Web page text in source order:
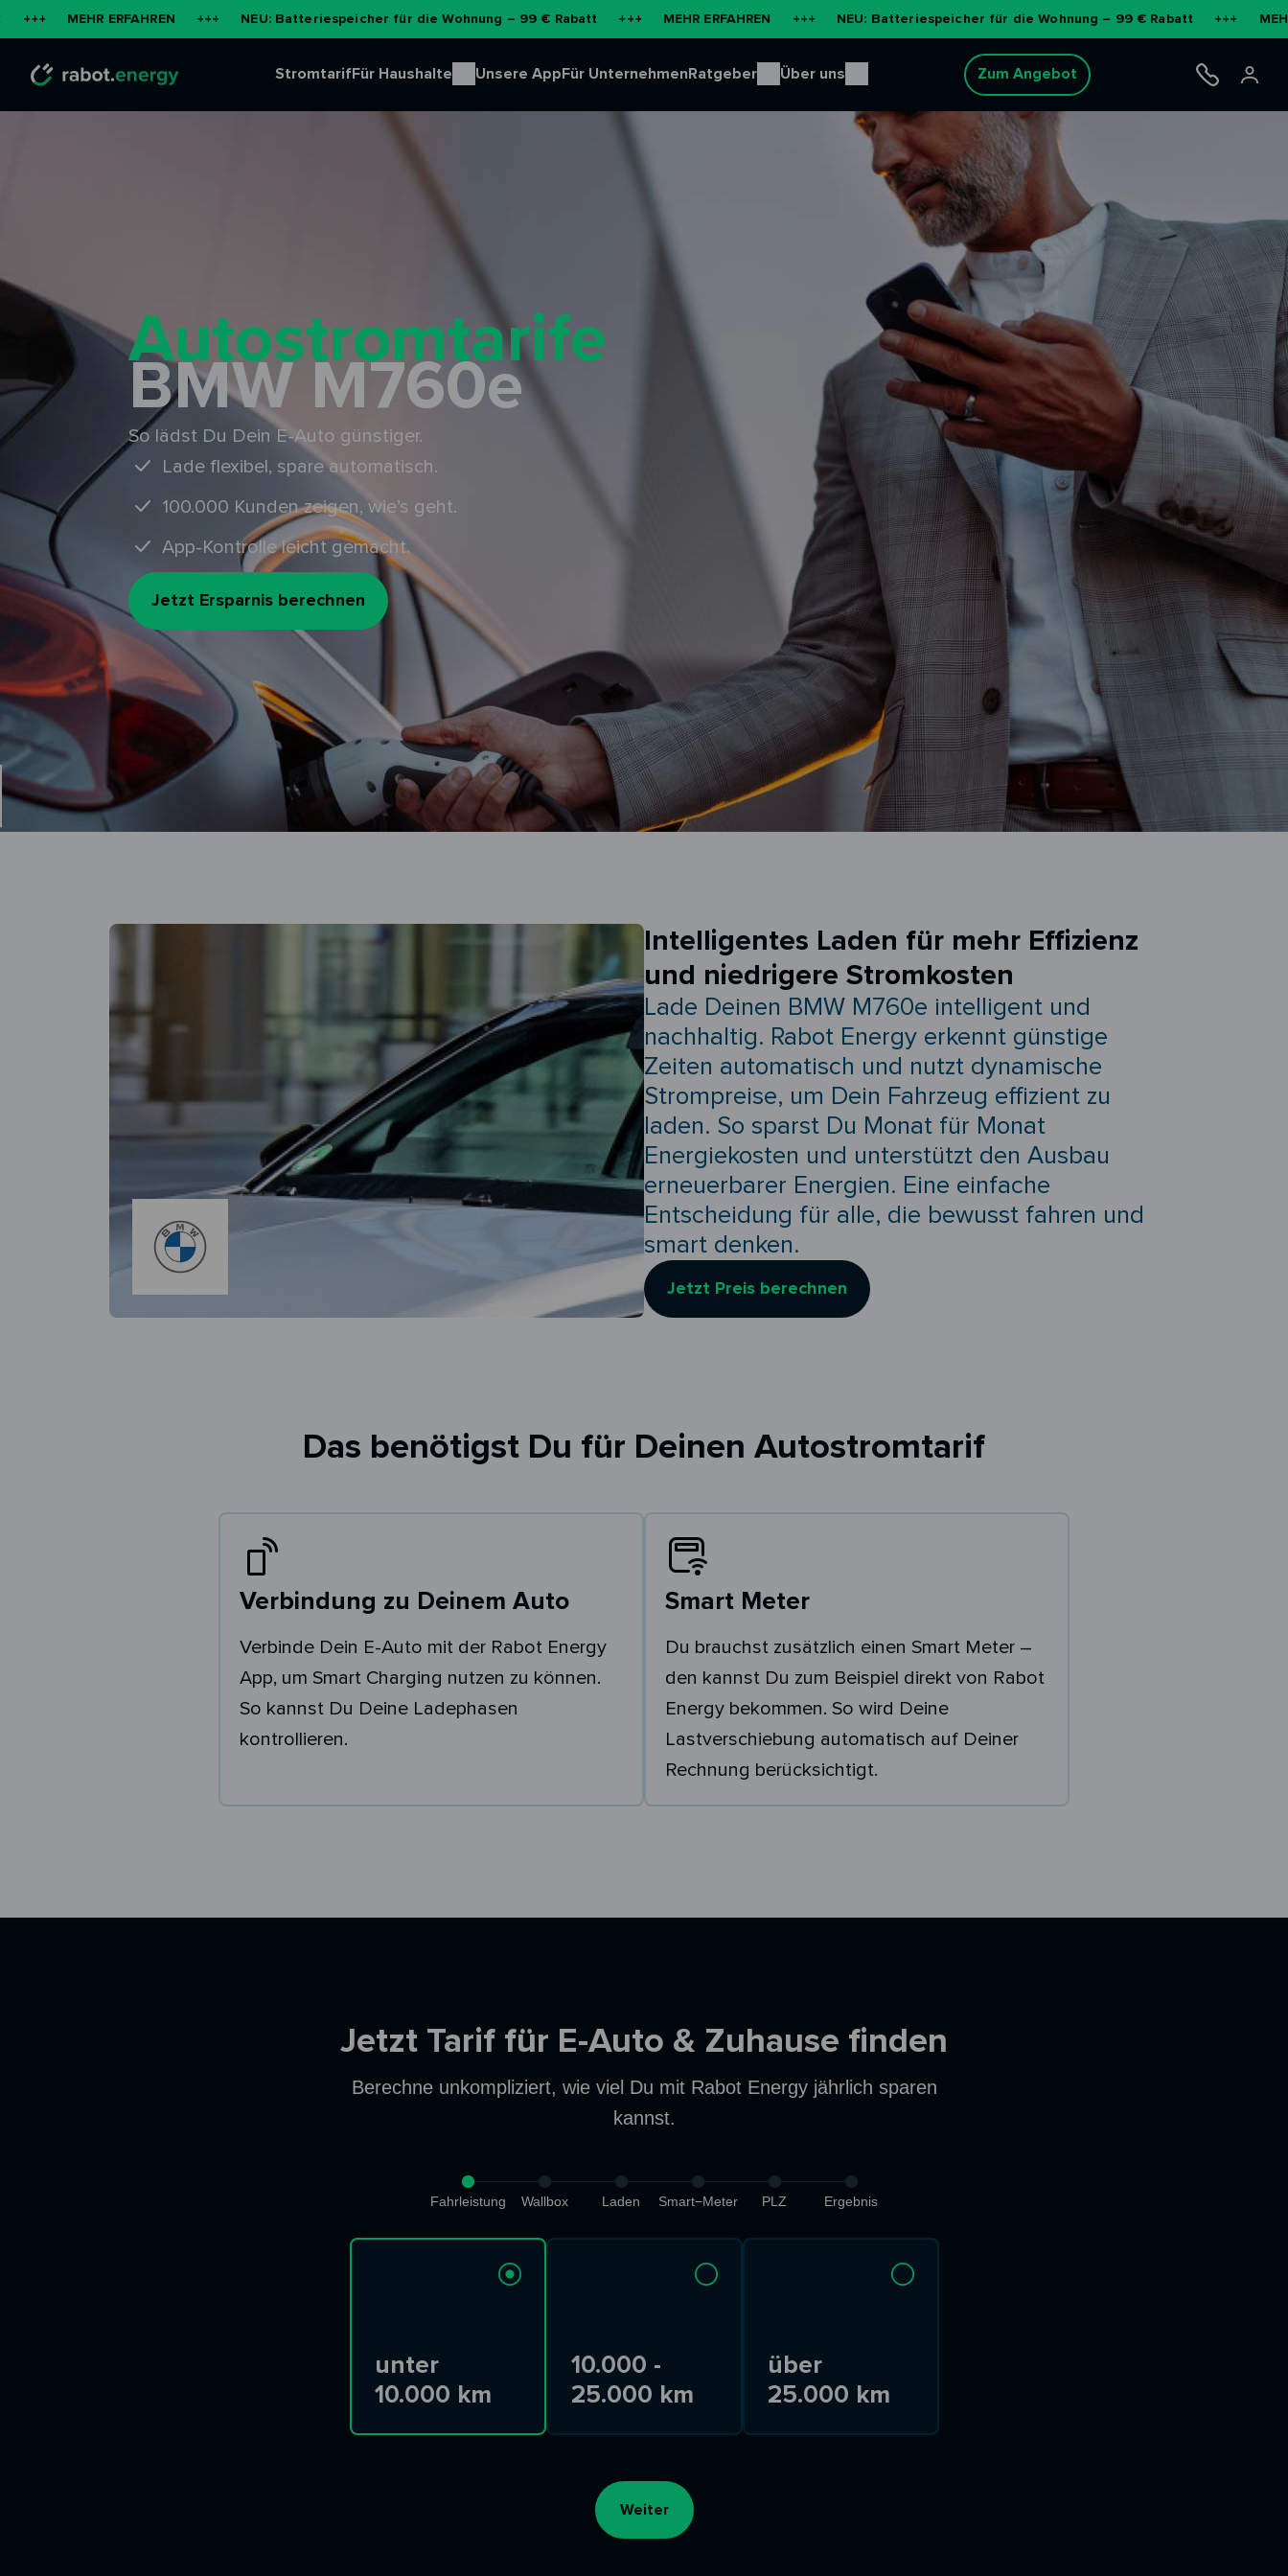
ERFAHREN +++ NEU: Batteriespeicher für die Wohnung – 99 € Rabatt +++ MEHR ERFAHREN +++ NEU: Batteriespeicher für die Wohnung – 99 € Rabatt +++ MEHR ERFAHREN
StromtarifFür Haushalte Unsere AppFür UnternehmenRatgeber Über uns Zum Angebot
Autostromtarife
BMW M760e
So lädst Du Dein E-Auto günstiger.
Lade flexibel, spare automatisch.
100.000 Kunden zeigen, wie’s geht.
App-Kontrolle leicht gemacht.
Jetzt Ersparnis berechnen
Intelligentes Laden für mehr Effizienz
und niedrigere Stromkosten
Lade Deinen BMW M760e intelligent und
nachhaltig. Rabot Energy erkennt günstige
Zeiten automatisch und nutzt dynamische
Strompreise, um Dein Fahrzeug effizient zu
laden. So sparst Du Monat für Monat
Energiekosten und unterstützt den Ausbau
erneuerbarer Energien. Eine einfache
Entscheidung für alle, die bewusst fahren und
smart denken.
Jetzt Preis berechnen
Das benötigst Du für Deinen Autostromtarif
Verbindung zu Deinem Auto
Verbinde Dein E-Auto mit der Rabot Energy
App, um Smart Charging nutzen zu können.
So kannst Du Deine Ladephasen
kontrollieren.
Smart Meter
Du brauchst zusätzlich einen Smart Meter –
den kannst Du zum Beispiel direkt von Rabot
Energy bekommen. So wird Deine
Lastverschiebung automatisch auf Deiner
Rechnung berücksichtigt.
Jetzt Tarif für E-Auto & Zuhause finden
Berechne unkompliziert, wie viel Du mit Rabot Energy jährlich sparen
kannst.
Fahrleistung Wallbox Laden Smart−Meter PLZ Ergebnis
unter
10.000 km
10.000 -
25.000 km
über
25.000 km
Weiter